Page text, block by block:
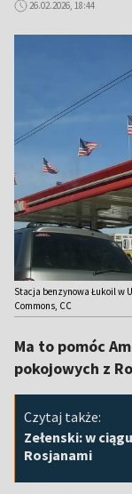
26.02.2026, 18:44
Stacja benzynowa Łukoil w
Commons, CC
Ma to pomóc
pokojowych z
Czytaj także:
Zełenski: w
Rosjanami